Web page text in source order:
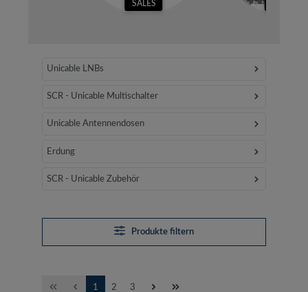
SALES
Unicable LNBs
SCR - Unicable Multischalter
Unicable Antennendosen
Erdung
SCR - Unicable Zubehör
Produkte filtern
Seite
1 Seite
2 Seite
3